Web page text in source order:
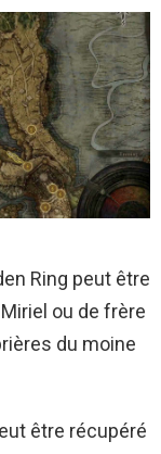
Ring peut être
ou de frère
du moine
être récupéré